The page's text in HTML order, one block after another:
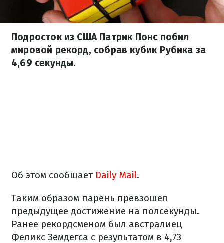
Подросток из США Патрик Понс побил
мировой рекорд, собрав кубик Рубика за
4,69 секунды.
Об этом сообщает Daily Mail.
Таким образом парень превзошел
предыдущее достижение на полсекунды.
Ранее рекордсменом был австралиец
Феликс Земдегса с результатом в 4,73